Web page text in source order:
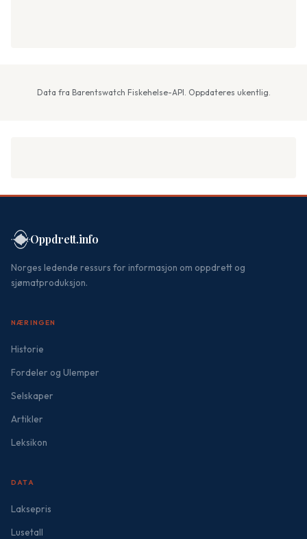
Data fra Barentswatch Fiskehelse-API. Oppdateres ukentlig.
Oppdrett.info
Norges ledende ressurs for informasjon om oppdrett og
sjømatproduksjon.
NÆRINGEN
Historie
Fordeler og Ulemper
Selskaper
Artikler
Leksikon
DATA
Laksepris
Lusetall